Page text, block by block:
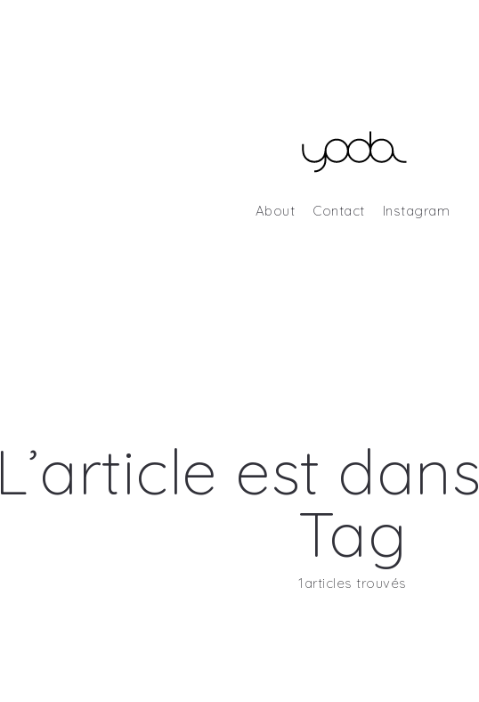
About Contact Instagram
L’article est dans
Tag
1articles trouvés